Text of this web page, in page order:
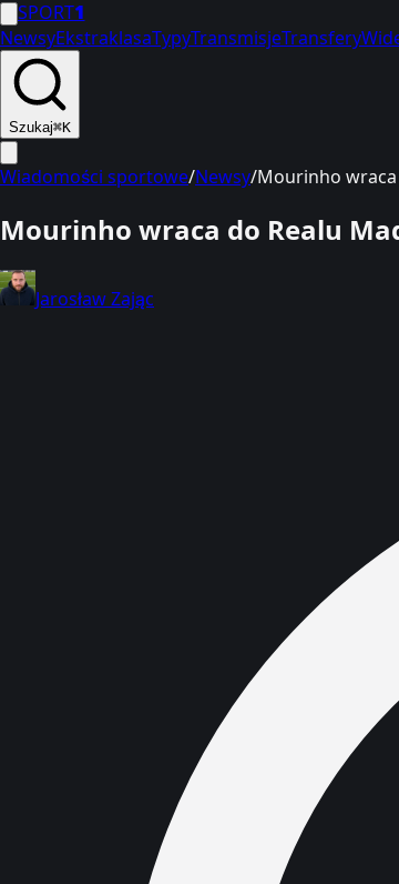
SPORT1
NewsyEkstraklasaTypyTransmisjeTransfery
Szukaj⌘K
Wiadomości sportowe/Newsy/Mourinho
Mourinho wraca do Realu
Jarosław Zając